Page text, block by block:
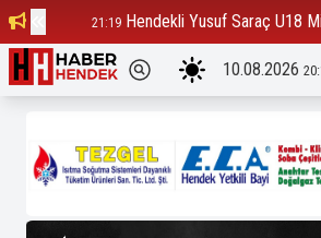
21:19 Hendekli Yusuf Saraç U18
10.08.2026